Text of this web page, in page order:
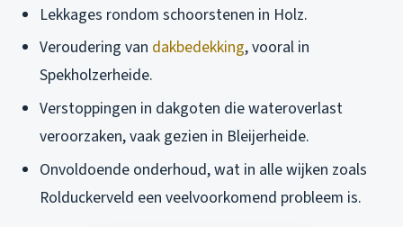
Lekkages rondom schoorstenen in Holz.
Veroudering van dakbedekking, vooral in
Spekholzerheide.
Verstoppingen in dakgoten die wateroverlast
veroorzaken, vaak gezien in Bleijerheide.
Onvoldoende onderhoud, wat in alle wijken zoals
Rolduckerveld een veelvoorkomend probleem is.